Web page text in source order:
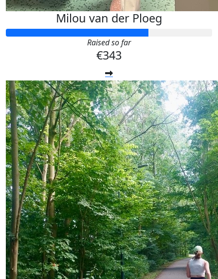
Milou van der Ploeg
Raised so far
€343